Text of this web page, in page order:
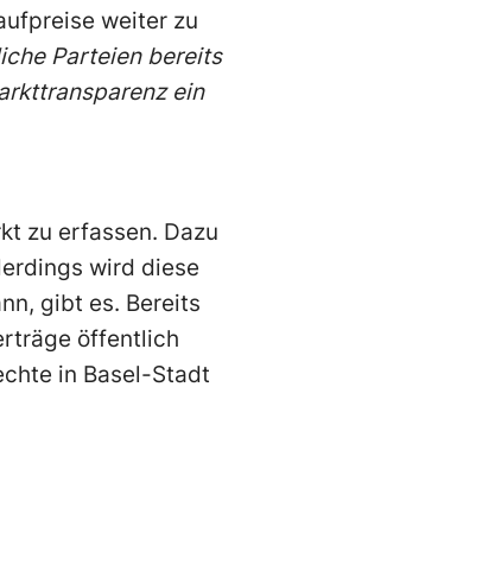
weiter zu
Parteien bereits
ein
zu erfassen. Dazu
wird diese
gibt es. Bereits
öffentlich
in Basel-Stadt